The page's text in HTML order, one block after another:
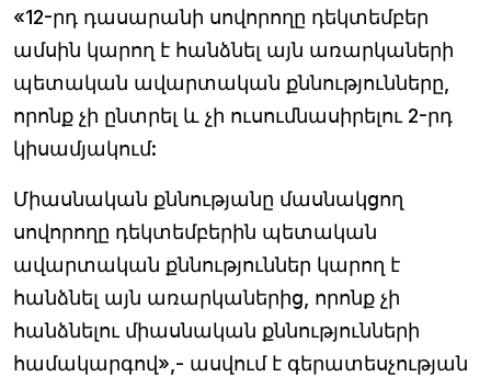
«12-րդ դասարանի սովորողը դեկտեմբեր
ամսին կարող է հանձնել այն առարկաների
պետական ավարտական քննությունները,
որոնք չի ընտրել և չի ուսումնասիրելու 2-րդ
կիսամյակում:
Միասնական քննությանը մասնակցող
սովորողը դեկտեմբերին պետական
ավարտական քննություններ կարող է
հանձնել այն առարկաներից, որոնք չի
հանձնելու միասնական քննությունների
համակարգով»,- ասվում է գերատեսչության